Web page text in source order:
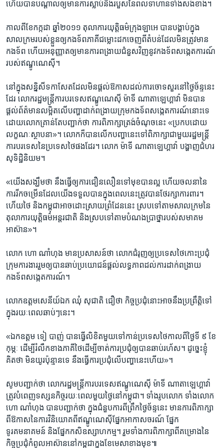
ហើយ​បាន​បណ្ដាល​ឲ្យ​មាន​ការ​ស្លាប់​និង​របួស​នៃ​ពលទាហាន​ទាំង​សង​ខាង។
កាល​ពី​ខែ​កក្កដា ​ឆ្នាំ​២០១១ ​តុលាការ​យុត្តិធម៌​ក្រុង​ឡាអេ ​បាន​បង្គាប់​ក្នុង​
សាលក្រម​របស់​ខ្លួន​ឲ្យ​កង​ទ័ព​ភាគី​ជម្លោះ​ដក​ចេញ​ពី​តំបន់​ដែល​មិន​ត្រូវ​មាន​
កងទ័ព ​ហើយ​អនុញ្ញាត​ឲ្យ​មាន​ការ​ពង្រាយ​ជំនួស​វិញ​នូវ​កងទ័ព​សង្កេតការណ៍​
របស់​ឥណ្ឌូណេស៊ី។
នៅ​ក្នុង​សន្និសីទ​កាសែត​ដែល​មិន​ផ្ដល់​ឱកាស​ដល់​ការ​ចោទសួរ​នៅ​ថ្ងៃ​ច័ន្ទ​នេះ​
ដែរ​ លោក​រដ្ឋមន្ដ្រី​ការបរទេស​ឥណ្ឌូណេស៊ី ​ម៉ាទី ​ណាតាឡេហ្គាវ៉ា ​មិន​បាន​
ផ្ដល់​ព័ត៌មាន​លម្អិត​លើ​បញ្ហា​ដាក់​ពង្រាយ​ក្រុម​កងទ័ព​សង្កេតការណ៍​នោះ​ទេ​
ដោយ​លោក​គ្រាន់​តែ​បញ្ជាក់​ថា ​ការ​ពិភាក្សា​ត្រង់ចំណុច​នេះ​ «ប្រកប​ដោយ​
លក្ខណៈ​ស្ថាបនា»។ លោក​ក៏​បាន​លើ​កបញ្ហា​នេះ​ទៅ​ពិភាក្សា​ជាមួយ​រដ្ឋមន្ដ្រី​
ការ​បរទេស​នៃ​ប្រទេស​ថៃ​ផងដែរ។ លោក ម៉ាទី ណាតាឡេហ្គាវ៉ា ​បង្ហាញ​ជំហរ​
សុទិដ្ឋិនិយម។
«យើង​សង្ឃឹម​ថា នឹង​ធ្វើ​ឲ្យ​ការ​ជឿនលឿន​ទៅ​មុខ​បាន​ល្អ ​ហើយ​ចលនា​នៃ​
ការ​រីកចម្រើន​ដែល​យើង​ទទួល​បាន​ក្នុង​ពេល​នេះ​ត្រូវ​បាន​ថែរក្សា​ការពារ។
ហើយ​ថៃ​ និង​កម្ពុជា​អាច​ដោះស្រាយ​ព្រំដែន​នេះ​ ស្រប​ទៅ​តាម​សាលក្រម​នៃ​
តុលាការ​យុត្តិធម៌​អន្ដរជាតិ ​និង​ស្រប​ទៅ​តាម​បំណង​ប្រាថ្នា​របស់​សមាគម​
អាស៊ាន»។
លោក ហោ ​ណាំហុង ​មាន​ប្រសាសន៍​ថា ​លោក​ជំរុញ​ឲ្យ​ប្រទេស​ថៃ​កោះប្រជុំ​
ក្រុម​ការងារ​រួម​ឲ្យ​បាន​ឆាប់​ប្រយោជន៍​ផ្ដល់​លទ្ធភាព​ដល់​ការ​ដាក់​ពង្រាយ​
កងទ័ព​សង្កេតការណ៍។
លោក​ឧត្តមសេនីយ៍ឯក ​ឈុំ ​សុជាតិ ​ជឿថា ​កិច្ចប្រជុំ​នោះ​អាច​នឹង​ប្រព្រឹត្តិ​ទៅ​
ក្នុង​រយៈពេល​ឆាប់ៗ​នេះ។
«ឯកឧត្តម ​ទៀ ​បាញ់ ​បាន​ធ្វើ​លិខិត​មួយ​ទៅ​កាន់​ប្រទេស​ថៃ​កាល​ពី​ថ្ងៃ​ទី ​៩ ​ខែ​
កុម្ភៈ ​ដើម្បី​រំលឹក​ខាង​ភាគីថៃ​ដើម្បី​ចាត់ការ​ប្រជុំ​ឲ្យ​បាន​ឆាប់រហ័ស។ ​ដូច្នេះ​ខ្ញុំ​
គិត​ថា ​មិន​យូរ​ប៉ុន្មាន​ទេ​ នឹង​ធ្វើ​ការ​ប្រជុំ​លើ​បញ្ហា​នេះ​ហើយ»។
សូម​បញ្ជាក់​ថា ​លោក​រដ្ឋមន្ដ្រី​ការ​បរទេស​ឥណ្ឌូ​ណេស៊ី ​ម៉ាទី ​ណាតាឡេហ្គាវ៉ា ​
ត្រូវ​បំពេញ​ទស្សនកិច្ច​រយៈពេល​មួយ​ថ្ងៃ​នៅ​កម្ពុជា។ ទាំង​រូប​លោក​ ទាំង​លោក ​
ហោ ណាំហុង ​បាន​បញ្ជាក់​ថា ​ក្នុង​ជំនួប​ការ​ពី​ព្រឹក​ថ្ងៃ​ច័ន្ទ​នេះ​ មាន​ការ​ពិភាក្សា​
ពី​ឱកាស​នៃ​ការ​វិនិយោគ​ពី​ឥណ្ឌូណេស៊ី​ផ្នែក​អាកាសចរណ៍ ​ផ្នែក​
ទូរគមនាគមន៍ ​និង​ផ្នែក​កសិឧស្សាហកម្ម។ រួម​ទាំង​ការ​ពិភាក្សា​ពី​គម្រោង​នៃ​
កិច្ច​ប្រជុំ​កំពូល​អាស៊ាន​នៅ​កម្ពុជា​ក្នុង​ខែ​មេសា​ខាង​មុខ៕